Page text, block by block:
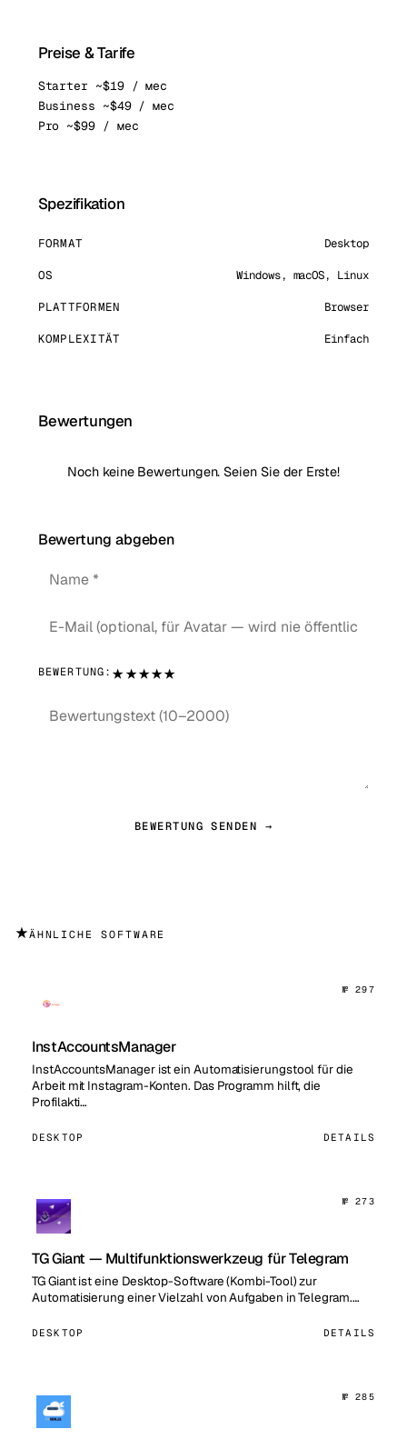
Preise & Tarife
Starter ~$19 / мес
Business ~$49 / мес
Pro ~$99 / мес
Spezifikation
FORMAT Desktop
OS Windows, macOS, Linux
PLATTFORMEN Browser
KOMPLEXITÄT Einfach
Bewertungen
Noch keine Bewertungen. Seien Sie der Erste!
Bewertung abgeben
BEWERTUNG: ★★★★★
BEWERTUNG SENDEN →
★ÄHNLICHE SOFTWARE
№ 297
InstAccountsManager
InstAccountsManager ist ein Automatisierungstool für die
Arbeit mit Instagram-Konten. Das Programm hilft, die
Profilakti…
DESKTOP DETAILS
№ 273
TG Giant — Multifunktionswerkzeug für Telegram
TG Giant ist eine Desktop-Software (Kombi-Tool) zur
Automatisierung einer Vielzahl von Aufgaben in Telegram.…
DESKTOP DETAILS
№ 285